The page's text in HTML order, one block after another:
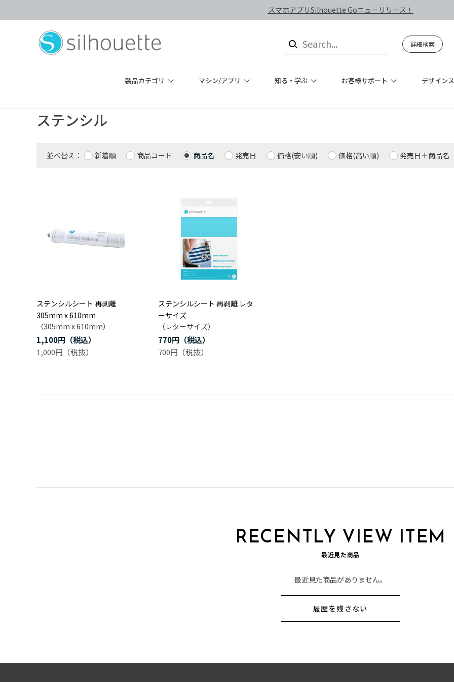
スマホアプリSilhouette Goニューリリース！
詳細検索
製品カテゴリ マシン/アプリ 知る・学ぶ お客様サポート デザイン
ステンシル
並べ替え： 新着順 商品コード 商品名 発売日 価格(安い順) 価格(高い順) 発売日＋商品名
ステンシルシート 再剥離
305mm x 610mm
（305mm x 610mm）
1,100円
1,000円
ステンシルシート 再剥離 レタ
ーサイズ
（レターサイズ）
770円
700円
RECENTLY VIEW ITEM
最近見た商品
最近見た商品がありません。
履歴を残さない